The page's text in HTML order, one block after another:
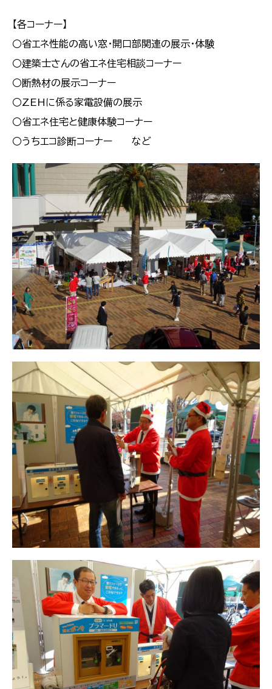
【各コーナー】
○省エネ性能の高い窓・開口部関連の展示・体験
○建築士さんの省エネ住宅相談コーナー
○断熱材の展示コーナー
○ZEHに係る家電設備の展示
○省エネ住宅と健康体験コーナー
○うちエコ診断コーナー など